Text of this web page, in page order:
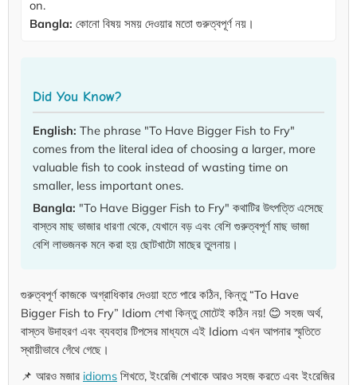
on.
Bangla: কোনো বিষয় সময় দেওয়ার মতো গুরুত্বপূর্ণ নয়।
Did You Know?
English: The phrase "To Have Bigger Fish to Fry"
comes from the literal idea of choosing a larger, more
valuable fish to cook instead of wasting time on
smaller, less important ones.
Bangla: "To Have Bigger Fish to Fry" কথাটির উৎপত্তি এসেছে
বাস্তব মাছ ভাজার ধারণা থেকে, যেখানে বড় এবং বেশি গুরুত্বপূর্ণ মাছ ভাজা
বেশি লাভজনক মনে করা হয় ছোটখাটো মাছের তুলনায়।
গুরুত্বপূর্ণ কাজকে অগ্রাধিকার দেওয়া হতে পারে কঠিন, কিন্তু “To Have
Bigger Fish to Fry” Idiom শেখা কিন্তু মোটেই কঠিন নয়! 😊 সহজ অর্থ,
বাস্তব উদাহরণ এবং ব্যবহার টিপসের মাধ্যমে এই Idiom এখন আপনার স্মৃতিতে
স্থায়ীভাবে গেঁথে গেছে।
📌 আরও মজার idioms শিখতে, ইংরেজি শেখাকে আরও সহজ করতে এবং ইংরেজির